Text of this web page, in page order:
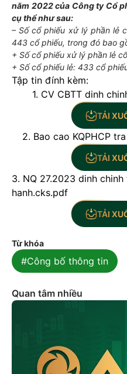
năm 2022 của Công ty Cổ
cụ thể như sau:
– Số cổ phiếu xử lý phần lẻ
443 cổ phiếu, trong đó bao
+ Số cổ phiếu xử lý phần lẻ
+ Số cổ phiếu lẻ: 433 cổ
Tập tin đính kèm:
1. CV CBTT dinh
TẢI
2. Bao cao KQPHCP
TẢI
3. NQ 27.2023 dinh
hanh.cks.pdf
TẢI
Từ khóa
#Công bố thông tin
Quan tâm nhiều